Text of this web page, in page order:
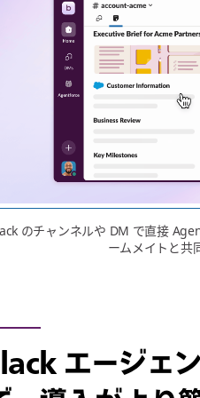
のチャンネルや DM で直接
ームメイトと共
エージェ